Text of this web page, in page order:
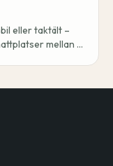
eller taktält –
mellan Å